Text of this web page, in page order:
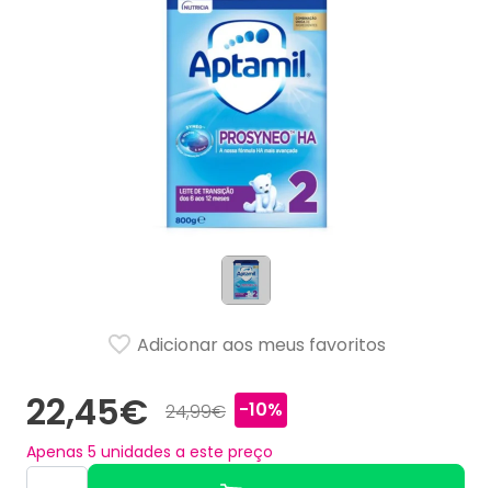
22,45€ 24,99€ -10%
Apenas 5 unidades a este preço
Adicionar aos meus favoritos